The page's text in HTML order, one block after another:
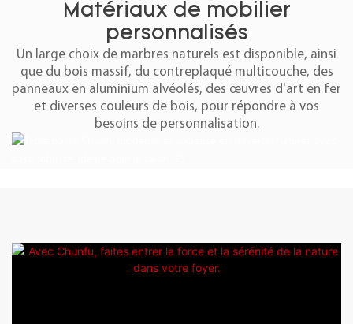
Matériaux de mobilier
personnalisés
Un large choix de marbres naturels est disponible, ainsi
que du bois massif, du contreplaqué multicouche, des
panneaux en aluminium alvéolés, des œuvres d'art en fer
et diverses couleurs de bois, pour répondre à vos
besoins de personnalisation.